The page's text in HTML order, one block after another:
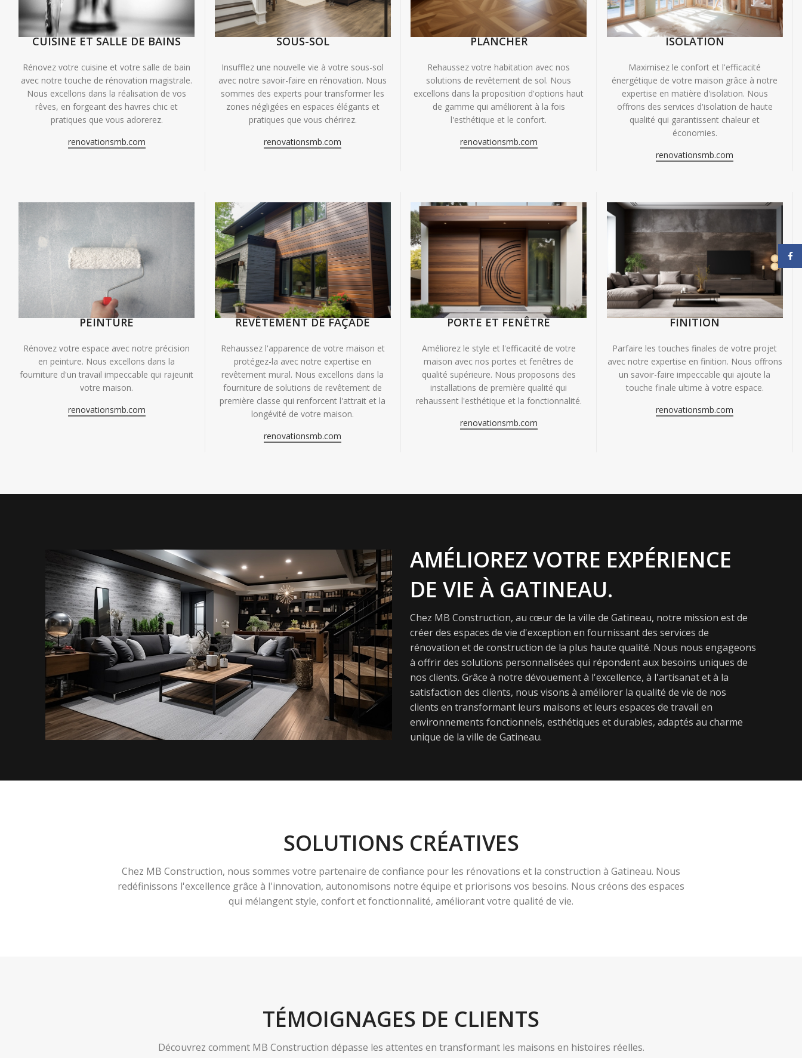
CUISINE ET SALLE DE BAINS
Rénovez votre cuisine et votre salle de bain
avec notre touche de rénovation magistrale.
Nous excellons dans la réalisation de vos
rêves, en forgeant des havres chic et
pratiques que vous adorerez.
renovationsmb.com
SOUS-SOL
Insufflez une nouvelle vie à votre sous-sol
avec notre savoir-faire en rénovation. Nous
sommes des experts pour transformer les
zones négligées en espaces élégants et
pratiques que vous chérirez.
renovationsmb.com
PLANCHER
Rehaussez votre habitation avec nos
solutions de revêtement de sol. Nous
excellons dans la proposition d'options haut
de gamme qui améliorent à la fois
l'esthétique et le confort.
renovationsmb.com
ISOLATION
Maximisez le confort et l'efficacité
énergétique de votre maison grâce à notre
expertise en matière d'isolation. Nous
offrons des services d'isolation de haute
qualité qui garantissent chaleur et
économies.
renovationsmb.com
PEINTURE
Rénovez votre espace avec notre précision
en peinture. Nous excellons dans la
fourniture d'un travail impeccable qui rajeunit
votre maison.
renovationsmb.com
REVÊTEMENT DE FAÇADE
Rehaussez l'apparence de votre maison et
protégez-la avec notre expertise en
revêtement mural. Nous excellons dans la
fourniture de solutions de revêtement de
première classe qui renforcent l'attrait et la
longévité de votre maison.
renovationsmb.com
PORTE ET FENÊTRE
Améliorez le style et l'efficacité de votre
maison avec nos portes et fenêtres de
qualité supérieure. Nous proposons des
installations de première qualité qui
rehaussent l'esthétique et la fonctionnalité.
renovationsmb.com
FINITION
Parfaire les touches finales de votre projet
avec notre expertise en finition. Nous offrons
un savoir-faire impeccable qui ajoute la
touche finale ultime à votre espace.
renovationsmb.com
AMÉLIOREZ VOTRE EXPÉRIENCE
DE VIE À GATINEAU.
Chez MB Construction, au cœur de la ville de Gatineau, notre mission est de
créer des espaces de vie d'exception en fournissant des services de
rénovation et de construction de la plus haute qualité. Nous nous engageons
à offrir des solutions personnalisées qui répondent aux besoins uniques de
nos clients. Grâce à notre dévouement à l'excellence, à l'artisanat et à la
satisfaction des clients, nous visons à améliorer la qualité de vie de nos
clients en transformant leurs maisons et leurs espaces de travail en
environnements fonctionnels, esthétiques et durables, adaptés au charme
unique de la ville de Gatineau.
SOLUTIONS CRÉATIVES
Chez MB Construction, nous sommes votre partenaire de confiance pour les rénovations et la construction à Gatineau. Nous
redéfinissons l'excellence grâce à l'innovation, autonomisons notre équipe et priorisons vos besoins. Nous créons des espaces
qui mélangent style, confort et fonctionnalité, améliorant votre qualité de vie.
TÉMOIGNAGES DE CLIENTS
Découvrez comment MB Construction dépasse les attentes en transformant les maisons en histoires réelles.